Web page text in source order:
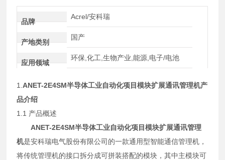
品牌
Acrel/安科瑞
产地类别
国产
应用领域
环保,化工,生物产业,能源,电子/电池
1. ANET-2E4SM半导体工业自动化项目模块扩展通讯管理机产
品介绍
1.1 产品概述
ANET-2E4SM半导体工业自动化项目模块扩展通讯管理
机是安科瑞电气股份有限公司的一款通用型智能通信管理机，
将传统管理机的接口拆分成可拼装搭配的模块，其中主模块可